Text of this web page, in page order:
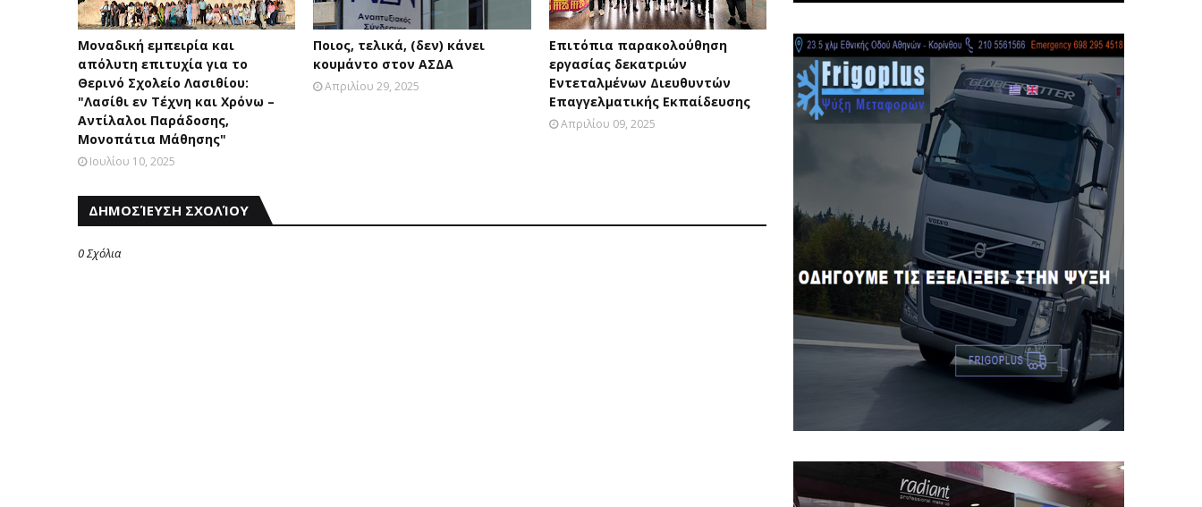
Μοναδική εμπειρία και
απόλυτη επιτυχία για το
Θερινό Σχολείο Λασιθίου:
"Λασίθι εν Τέχνη και Χρόνω –
Αντίλαλοι Παράδοσης,
Μονοπάτια Μάθησης"
Ιουλίου 10, 2025
Ποιος, τελικά, (δεν) κάνει
κουμάντο στον ΑΣΔΑ
Απριλίου 29, 2025
Επιτόπια παρακολούθηση
εργασίας δεκατριών
Εντεταλμένων Διευθυντών
Επαγγελματικής Εκπαίδευσης
Απριλίου 09, 2025
ΔΗΜΟΣΊΕΥΣΗ ΣΧΟΛΊΟΥ
0 Σχόλια